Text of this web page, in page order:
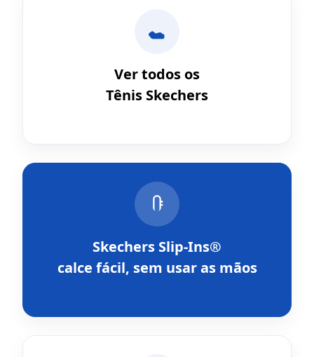
Ver todos os
Tênis Skechers
Skechers Slip-Ins®
calce fácil, sem usar as mãos